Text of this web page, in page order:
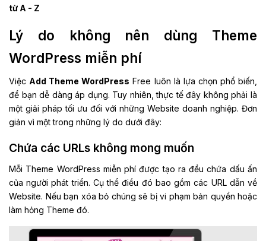
từ A - Z
Lý do không nên dùng Theme
WordPress miễn phí
Việc Add Theme WordPress Free luôn là lựa chọn phổ biến,
để bạn dễ dàng áp dụng. Tuy nhiên, thực tế đây không phải là
một giải pháp tối ưu đối với những Website doanh nghiệp. Đơn
giản vì một trong những lý do dưới đây:
Chứa các URLs không mong muốn
Mỗi Theme WordPress miễn phí được tạo ra đều chứa dấu ấn
của người phát triển. Cụ thể điều đó bao gồm các URL dẫn về
Website. Nếu bạn xóa bỏ chúng sẽ bị vi phạm bản quyền hoặc
làm hỏng Theme đó.